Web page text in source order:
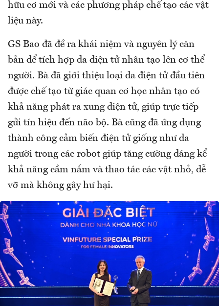
hữu cơ mới và các phương pháp chế tạo các vật
liệu này.
GS Bao đã đề ra khái niệm và nguyên lý căn
bản để tích hợp da điện tử nhân tạo lên cơ thể
người. Bà đã giới thiệu loại da điện tử đầu tiên
được chế tạo từ giác quan cơ học nhân tạo có
khả năng phát ra xung điện tử, giúp trực tiếp
gửi tín hiệu đến não bộ. Bà cũng đã ứng dụng
thành công cảm biến điện tử giống như da
người trong các robot giúp tăng cường đáng kể
khả năng cầm nắm và thao tác các vật nhỏ, dễ
vỡ mà không gây hư hại.